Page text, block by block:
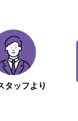
タッフより